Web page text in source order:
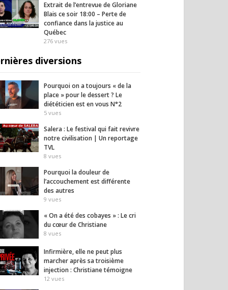
Extrait de l’entrevue de Gloriane
Blais ce soir 18:00 – Perte de
confiance dans la justice au
Québec
276 vues
diversions
Pourquoi on a toujours « de la
place » pour le dessert ? Le
diététicien est en vous N°2
5 vues
Salera : Le festival qui fait revivre
notre civilisation | Un reportage
TVL
8 vues
Pourquoi la douleur de
l’accouchement est différente
des autres
9 vues
« On a été des cobayes » : Le cri
du cœur de Christiane
8 vues
Infirmière, elle ne peut plus
marcher après sa troisième
injection : Christiane témoigne
12 vues